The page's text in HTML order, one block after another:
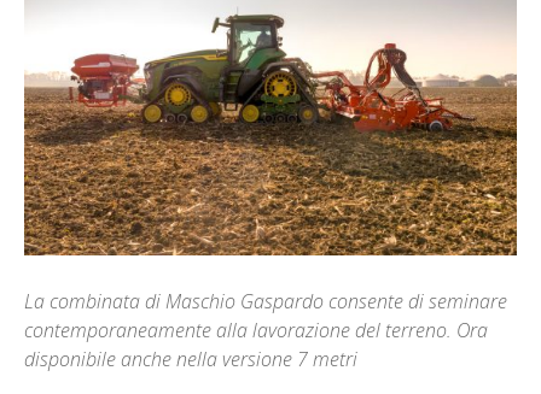
La combinata di Maschio Gaspardo consente di seminare
contemporaneamente alla lavorazione del terreno. Ora
disponibile anche nella versione 7 metri